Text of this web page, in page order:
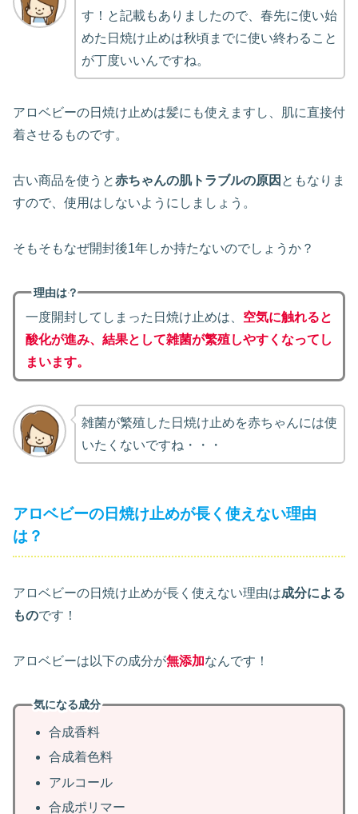
す！と記載もありましたので、春先に使い始
めた日焼け止めは秋頃までに使い終わること
が丁度いいんですね。
アロベビーの日焼け止めは髪にも使えますし、肌に直接付
着させるものです。
古い商品を使うと赤ちゃんの肌トラブルの原因 ともなりま
すので、使用はしないようにしましょう。
そもそもなぜ開封後1年しか持たないのでしょうか？
理由は？
一度開封してしまった日焼け止めは、 空気に触れると
酸化が進み、結果として雑菌が繁殖しやすくなってし
まいます。
雑菌が繁殖した日焼け止めを赤ちゃんには使
いたくないですね・・・
アロベビーの日焼け止めが長く使えない理由
は？
アロベビーの日焼け止めが長く使えない理由は成分による
ものです！
アロベビーは以下の成分が無添加なんです！
気になる成分
合成香料
合成着色料
アルコール
合成ポリマー